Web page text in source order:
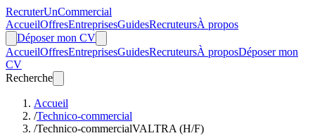
RecruterUnCommercial
AccueilOffresEntreprisesGuidesRecruteursÀ propos
Déposer mon CV
AccueilOffresEntreprisesGuidesRecruteursÀ proposDéposer mon
CV
Recherche
Accueil
/Technico-commercial
/Technico-commercialVALTRA (H/F)